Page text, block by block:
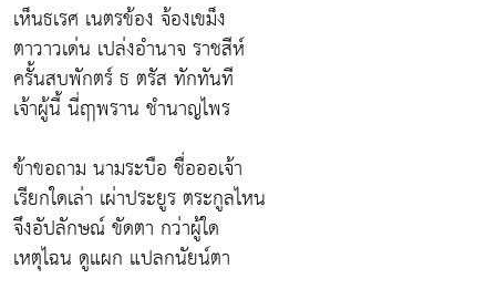
เห็นธเรศ เนตรข้อง จ้องเขม็ง
ตาวาวเด่น เปล่งอำนาจ ราชสีห์
ครั้นสบพักตร์ ธ ตรัส ทักทันที
เจ้าผู้นี้ นี่ฤาพราน ชำนาญไพร
ข้าขอถาม นามระบือ ชื่อออเจ้า
เรียกใดเล่า เผ่าประยูร ตระกูลไหน
จึงอัปลักษณ์ ขัดตา กว่าผู้ใด
เหตุไฉน ดูแผก แปลกนัยน์ตา